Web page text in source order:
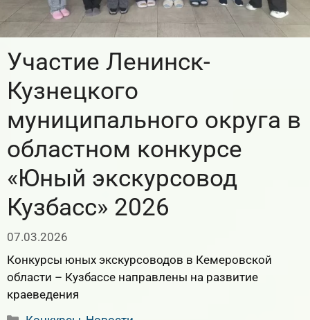
Участие Ленинск-
Кузнецкого
муниципального округа в
областном конкурсе
«Юный экскурсовод
Кузбасс» 2026
07.03.2026
Конкурсы юных экскурсоводов в Кемеровской
области – Кузбассе направлены на развитие
краеведения
Рубрики